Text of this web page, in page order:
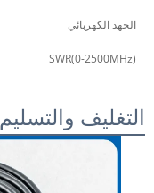
الجهد الكهربائي
SWR(0-2500MHz)
التغليف والتسليم